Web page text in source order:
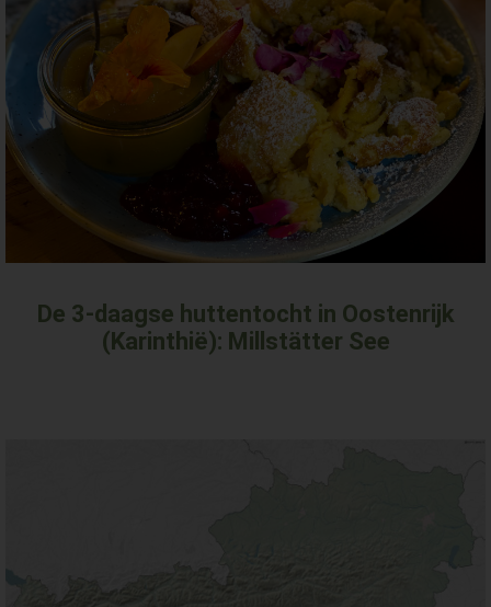
De 3-daagse huttentocht in Oostenrijk
(Karinthië): Millstätter See